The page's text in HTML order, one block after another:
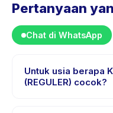
Pertanyaan
Chat di WhatsApp
Untuk usia berapa
(REGULER) cocok?